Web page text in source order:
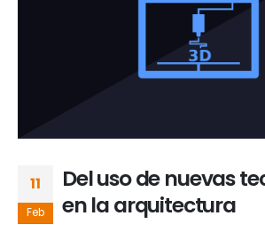
11
Feb
Del uso de nuevas
en la arquitectura